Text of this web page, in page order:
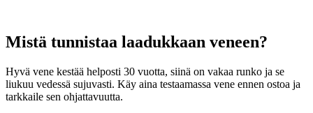
Mistä tunnistaa laadukkaan veneen?
Hyvä vene kestää helposti 30 vuotta, siinä on vakaa runko ja se
liukuu vedessä sujuvasti. Käy aina testaamassa vene ennen ostoa ja
tarkkaile sen ohjattavuutta.